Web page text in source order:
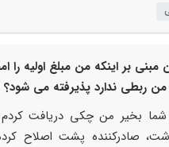
بر اینکه من مبلغ اولیه را
ربطی ندارد پذیرفته می شود؟
بخیر من چکی دریافت
صادرکننده پشت اصلاح